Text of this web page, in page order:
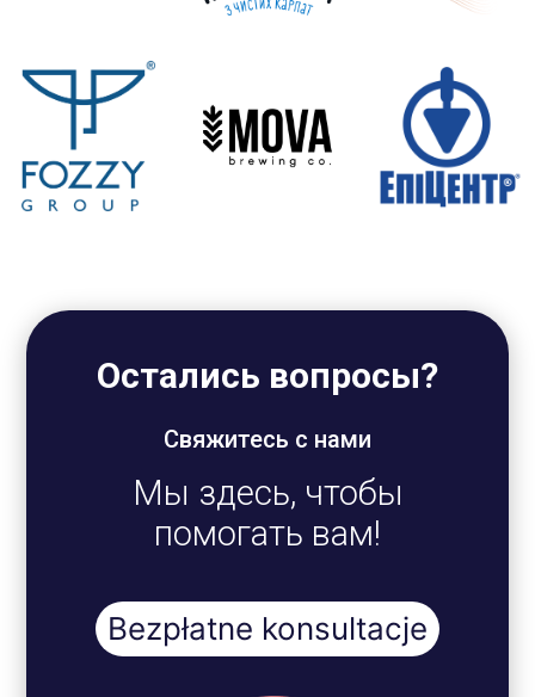
Остались вопросы?
Свяжитесь с нами
Мы здесь, чтобы
помогать вам!
Bezpłatne konsultacje